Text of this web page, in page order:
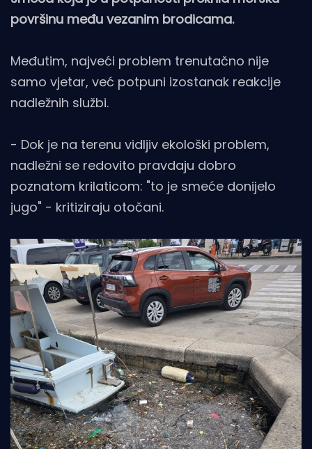
površinu među vezanim brodicama.
Međutim, najveći problem trenutačno nije
samo vjetar, već potpuni izostanak reakcije
nadležnih službi.
- Dok je na terenu vidljiv ekološki problem,
nadležni se redovito pravdaju dobro
poznatom krilaticom: "to je smeće donijelo
jugo" - kritiziraju otočani.